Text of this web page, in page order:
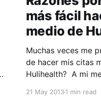
más fácil
medio de
Muchas veces me
de hacer mis citas médicas por medio de
Hulihealth? A mi
entre una gran variedad de
21 May 20131 min read